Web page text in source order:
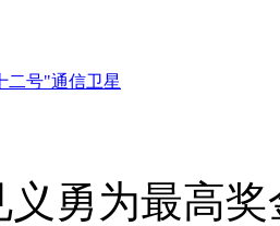
二号"通信卫星
博士学位为最高奖